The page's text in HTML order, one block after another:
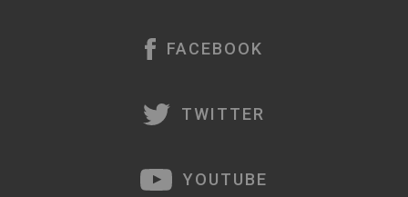
FACEBOOK
TWITTER
YOUTUBE